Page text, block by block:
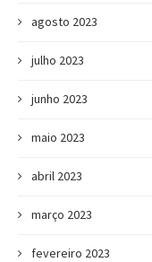
agosto 2023
julho 2023
junho 2023
maio 2023
abril 2023
março 2023
fevereiro 2023